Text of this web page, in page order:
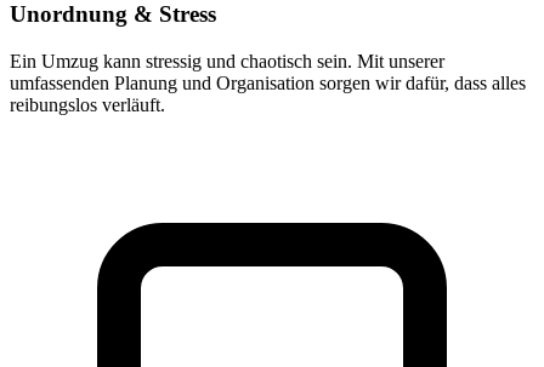
Unordnung & Stress
Ein Umzug kann stressig und chaotisch sein. Mit unserer
umfassenden Planung und Organisation sorgen wir dafür, dass alles
reibungslos verläuft.